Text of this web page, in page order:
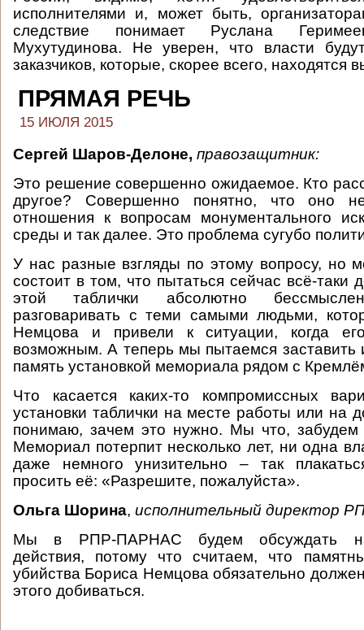
исполнителями и, может быть,
следствие понимает Руслана
Мухутудинова. Не уверен, что власти
заказчиков, которые, скорее всего, находятся
ПРЯМАЯ РЕЧЬ
15 ИЮЛЯ 2015
Сергей Шаров-Делоне, правозащитник:
Это решение совершенно ожидаемое. Кто
другое? Совершенно понятно, что оно
отношения к вопросам монументального
среды и так далее. Это проблема сугубо
У нас разные взгляды по этому вопросу, но
состоит в том, что пытаться сейчас всё-таки
этой таблички абсолютно
разговаривать с теми самыми людьми,
Немцова и привели к ситуации, когда
возможным. А теперь мы пытаемся заставить
память установкой мемориала рядом с
Что касается каких-то компромиссных
установки таблички на месте работы или на
понимаю, зачем это нужно. Мы что,
Мемориал потерпит несколько лет, ни одна
даже немного унизительно – так
просить её: «Разрешите, пожалуйста».
Ольга Шорина, исполнительный директор
Мы в РПР-ПАРНАС будем обсуждать
действия, потому что считаем, что
убийства Бориса Немцова обязательно
этого добиваться.